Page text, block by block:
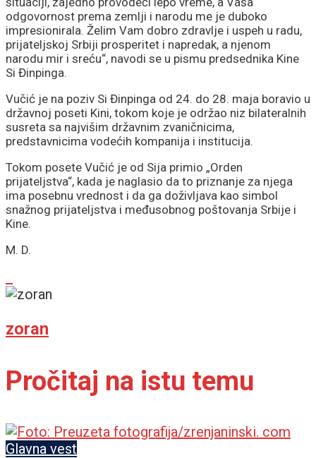
odgovornost prema zemlji i narodu me je duboko
impresionirala. Želim Vam dobro zdravlje i uspeh u radu,
prijateljskoj Srbiji prosperitet i napredak, a njenom
narodu mir i sreću“, navodi se u pismu predsednika Kine
Si Đinpinga.
Vučić je na poziv Si Đinpinga od 24. do 28. maja boravio u
državnoj poseti Kini, tokom koje je održao niz bilateralnih
susreta sa najvišim državnim zvaničnicima,
predstavnicima vodećih kompanija i institucija.
Tokom posete Vučić je od Sija primio „Orden
prijateljstva“, kada je naglasio da to priznanje za njega
ima posebnu vrednost i da ga doživljava kao simbol
snažnog prijateljstva i međusobnog poštovanja Srbije i
Kine.
M. D.
zoran
Pročitaj na istu temu
Glavna vest